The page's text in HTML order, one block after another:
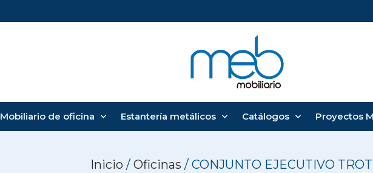
Mobiliario de oficina Estantería metálicos Catálogos Proyectos
Inicio / Oficinas / CONJUNTO EJECUTIVO